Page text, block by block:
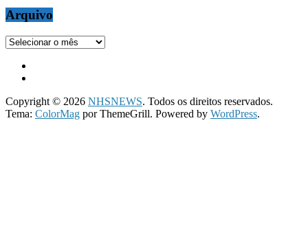
Arquivo
Arquivo
Copyright © 2026 NHSNEWS. Todos os direitos reservados.
Tema: ColorMag por ThemeGrill. Powered by WordPress.